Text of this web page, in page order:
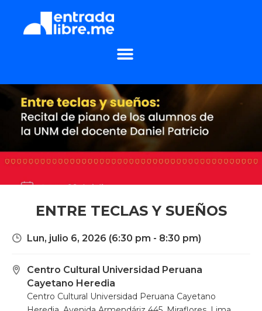
ENTRE TECLAS Y SUEÑOS
Lun, julio 6, 2026 (6:30 pm - 8:30 pm)
Centro Cultural Universidad Peruana
Cayetano Heredia
Centro Cultural Universidad Peruana Cayetano